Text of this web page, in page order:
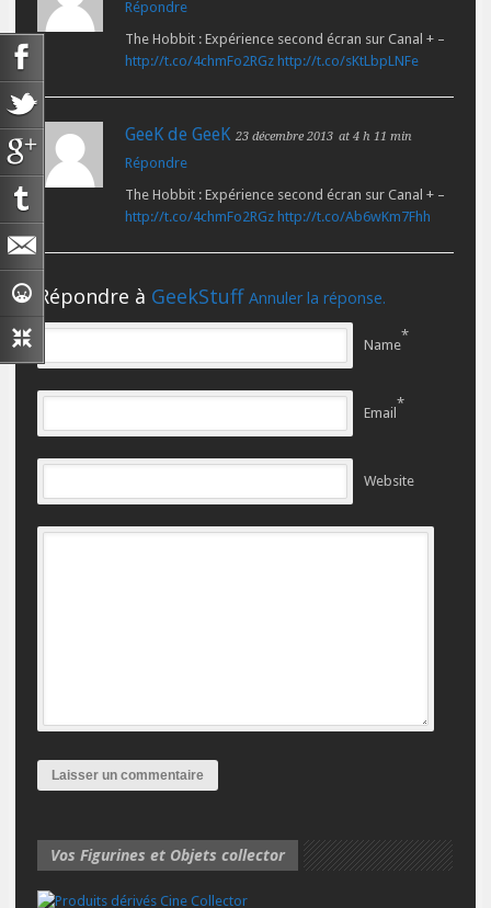
Répondre
The Hobbit : Expérience second écran sur Canal + –
http://t.co/4chmFo2RGz http://t.co/sKtLbpLNFe
GeeK de GeeK 23 décembre 2013 at 4 h 11 min
Répondre
The Hobbit : Expérience second écran sur Canal + –
http://t.co/4chmFo2RGz http://t.co/Ab6wKm7Fhh
Répondre à GeekStuff Annuler la réponse.
Name
*
Email
*
Website
Vos Figurines et Objets collector